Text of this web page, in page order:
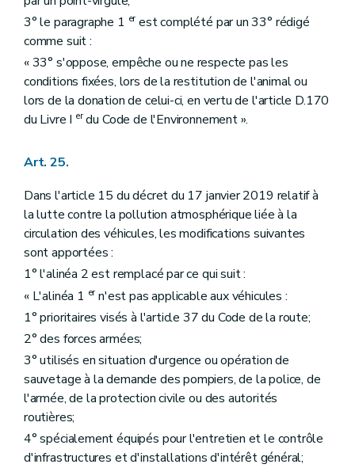
3° le paragraphe 1 erest complété par un 33° rédigé
comme suit :
« 33° s'oppose, empêche ou ne respecte pas les
conditions fixées, lors de la restitution de l'animal ou
lors de la donation de celui-ci, en vertu de l'article D.170
du Livre I erdu Code de l'Environnement ».
Art. 25.
Dans l'article 15 du décret du 17 janvier 2019 relatif à
la lutte contre la pollution atmosphérique liée à la
circulation des véhicules, les modifications suivantes
sont apportées :
1° l'alinéa 2 est remplacé par ce qui suit :
« L'alinéa 1 ern'est pas applicable aux véhicules :
1° prioritaires visés à l'article 37 du Code de la route;
2° des forces armées;
3° utilisés en situation d'urgence ou opération de
sauvetage à la demande des pompiers, de la police, de
l'armée, de la protection civile ou des autorités
routières;
4° spécialement équipés pour l'entretien et le contrôle
d'infrastructures et d'installations d'intérêt général;